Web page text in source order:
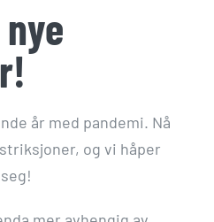
år med pandemi. Nå
og vi håper